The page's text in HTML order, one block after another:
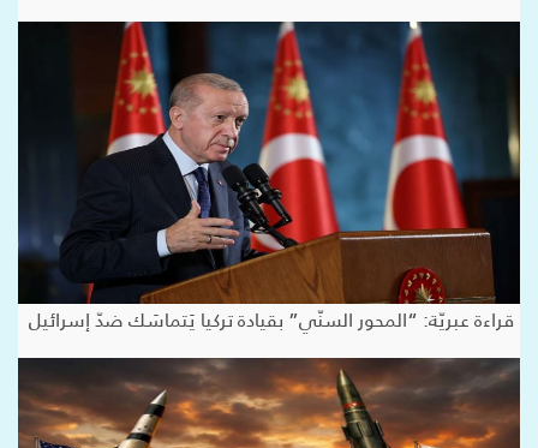
قراءة عبريّة: “المحور السنّي” بقيادة تركيا يَتماسَك ضدّ إسرائيل